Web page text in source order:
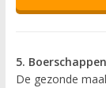
5. Boerschappen
De gezonde